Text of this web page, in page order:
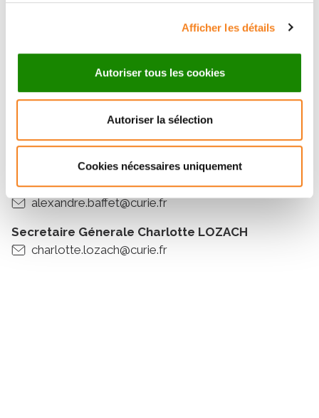
Afficher les détails
Autoriser tous les cookies
Autoriser la sélection
Cookies nécessaires uniquement
A question about the seminar?
Post-doc Clarisse BRUNET
Directeur de recherche Alexandre BAFFET
alexandre.baffet@curie.fr
Secretaire Génerale Charlotte LOZACH
charlotte.lozach@curie.fr